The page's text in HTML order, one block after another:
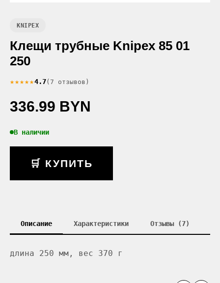
KNIPEX
Клещи трубные Knipex 85 01
250
★★★★★4.7(7 отзывов)
336.99 BYN
В наличии
🛒 КУПИТЬ
Описание Характеристики Отзывы (7)
длина 250 мм, вес 370 г